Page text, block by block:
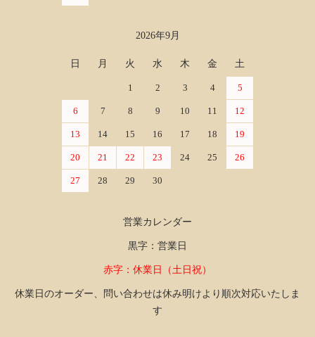
2026年9月
日 月 火 水 木 金 土
1 2 3 4 5
6 7 8 9 10 11 12
13 14 15 16 17 18 19
20 21 22 23 24 25 26
27 28 29 30
営業カレンダー
黒字：営業日
赤字：休業日（土日祝）
休業日のオーダー、問い合わせは休み明けより順次対応いたしま
す